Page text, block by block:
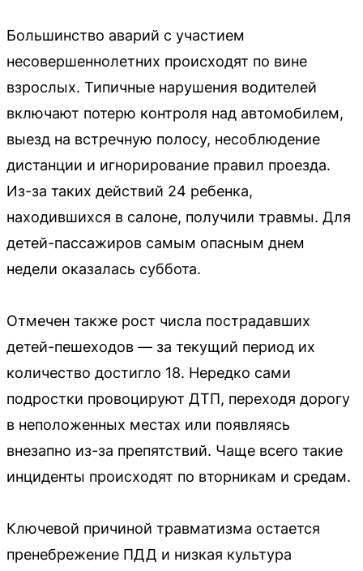
Большинство аварий с участием
несовершеннолетних происходят по вине
взрослых. Типичные нарушения водителей
включают потерю контроля над автомобилем,
выезд на встречную полосу, несоблюдение
дистанции и игнорирование правил проезда.
Из-за таких действий 24 ребенка,
находившихся в салоне, получили травмы. Для
детей-пассажиров самым опасным днем
недели оказалась суббота.
Отмечен также рост числа пострадавших
детей-пешеходов — за текущий период их
количество достигло 18. Нередко сами
подростки провоцируют ДТП, переходя дорогу
в неположенных местах или появляясь
внезапно из-за препятствий. Чаще всего такие
инциденты происходят по вторникам и средам.
Ключевой причиной травматизма остается
пренебрежение ПДД и низкая культура